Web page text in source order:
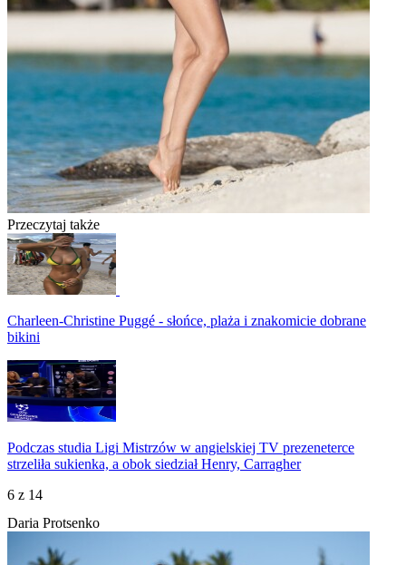
Przeczytaj także
Charleen-Christine Puggé - słońce, plaża i znakomicie dobrane
bikini
Podczas studia Ligi Mistrzów w angielskiej TV prezeneterce
strzeliła sukienka, a obok siedział Henry, Carragher
6 z 14
Daria Protsenko